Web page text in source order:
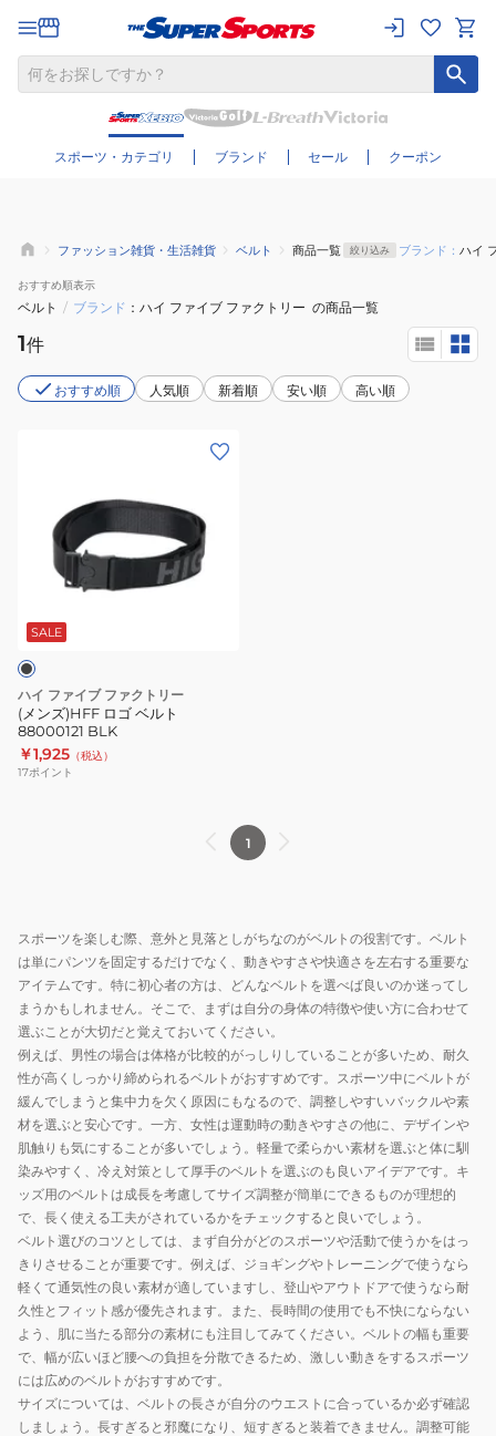
スポーツ・カテゴリ ブランド セール クーポン
さらに絞り込む
ファッション雑貨・生活雑貨 ベルト 商品一覧 絞り込み ブランド： ハイ
おすすめ順表示
ベルト / ブランド ハイ ファイブ ファクトリー の商品一覧
1件
おすすめ順 人気順 新着順 安い順 高い順
ト
88000121
BLK
SALE
ハイ ファイブ ファクトリー
(メンズ)HFF ロゴ ベルト
88000121 BLK
￥1,925 （税込）
17ポイント
1
スポーツを楽しむ際、意外と見落としがちなのがベルトの役割です。ベルト
は単にパンツを固定するだけでなく、動きやすさや快適さを左右する重要な
アイテムです。特に初心者の方は、どんなベルトを選べば良いのか迷ってし
まうかもしれません。そこで、まずは自分の身体の特徴や使い方に合わせて
選ぶことが大切だと覚えておいてください。
例えば、男性の場合は体格が比較的がっしりしていることが多いため、耐久
性が高くしっかり締められるベルトがおすすめです。スポーツ中にベルトが
緩んでしまうと集中力を欠く原因にもなるので、調整しやすいバックルや素
材を選ぶと安心です。一方、女性は運動時の動きやすさの他に、デザインや
肌触りも気にすることが多いでしょう。軽量で柔らかい素材を選ぶと体に馴
染みやすく、冷え対策として厚手のベルトを選ぶのも良いアイデアです。キ
ッズ用のベルトは成長を考慮してサイズ調整が簡単にできるものが理想的
で、長く使える工夫がされているかをチェックすると良いでしょう。
ベルト選びのコツとしては、まず自分がどのスポーツや活動で使うかをはっ
きりさせることが重要です。例えば、ジョギングやトレーニングで使うなら
軽くて通気性の良い素材が適していますし、登山やアウトドアで使うなら耐
久性とフィット感が優先されます。また、長時間の使用でも不快にならない
よう、肌に当たる部分の素材にも注目してみてください。ベルトの幅も重要
で、幅が広いほど腰への負担を分散できるため、激しい動きをするスポーツ
には広めのベルトがおすすめです。
サイズについては、ベルトの長さが自分のウエストに合っているか必ず確認
しましょう。長すぎると邪魔になり、短すぎると装着できません。調整可能